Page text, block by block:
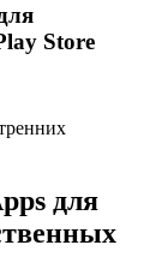
Store
для